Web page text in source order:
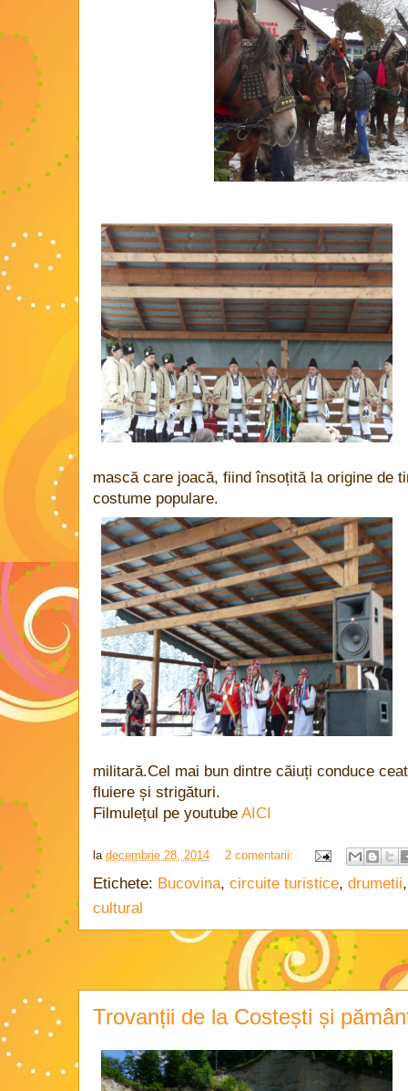
mască care joacă, fiind însoțită la origine de
costume populare.
militară.Cel mai bun dintre căiuți conduce
fluiere și strigături.
Filmulețul pe youtube AICI
la decembrie 28, 2014 2 comentarii:
Etichete: Bucovina, circuite turistice, drumetii
cultural
Trovanții de la Costești și